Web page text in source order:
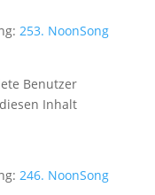
253. NoonSong
Benutzer
Inhalt
246. NoonSong